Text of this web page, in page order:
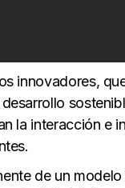
innovadores,
la interacción e
de un